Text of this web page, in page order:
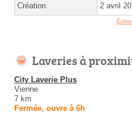
Création 2 avril
Laveries à
City Laverie Plus
Vienne
7 km
Fermée, ouvre à 6h